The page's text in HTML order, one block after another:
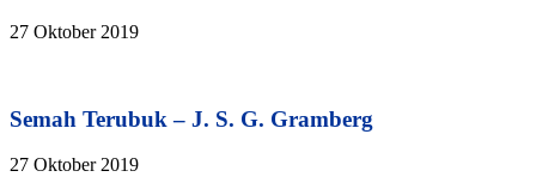
27 Oktober 2019
Semah Terubuk – J. S. G. Gramberg
27 Oktober 2019